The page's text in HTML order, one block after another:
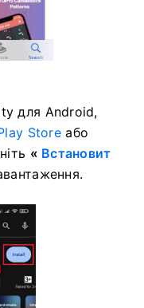
для Android,
Storeабо
« Встановит